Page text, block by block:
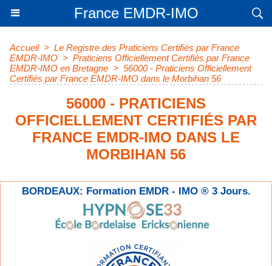
France EMDR-IMO
Accueil > Le Registre des Praticiens Certifiés par France
EMDR-IMO > Praticiens Officiellement Certifiés par France
EMDR-IMO en Bretagne > 56000 - Praticiens Officiellement
Certifiés par France EMDR-IMO dans le Morbihan 56
56000 - PRATICIENS
OFFICIELLEMENT CERTIFIÉS PAR
FRANCE EMDR-IMO DANS LE
MORBIHAN 56
BORDEAUX: Formation EMDR - IMO ® 3 Jours.